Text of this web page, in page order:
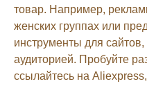
товар. Например,
женских группах или
инструменты для
аудиторией. Пробуйте
ссылайтесь на